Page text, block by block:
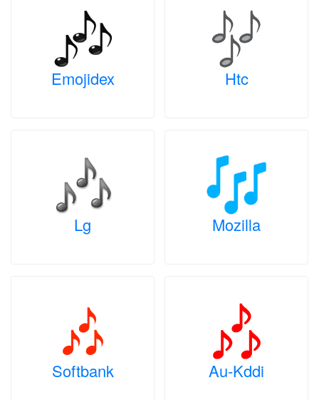
Emojidex Htc
Lg Mozilla
Softbank Au-Kddi